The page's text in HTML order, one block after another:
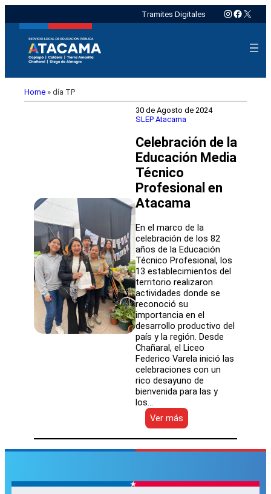
Tramites Digitales Instagram
X
Home » día TP
30 de Agosto de 2024
SLEP Atacama
Celebración de la
Educación Media
Técnico
Profesional en
Atacama
En el marco de la
celebración de los 82
años de la Educación
Técnico Profesional, los
13 establecimientos del
territorio realizaron
actividades donde se
reconoció su
importancia en el
desarrollo productivo del
país y la región. Desde
Chañaral, el Liceo
Federico Varela inició las
celebraciones con un
rico desayuno de
bienvenida para las y
los…
Ver más
Celebración
de
la
Técnico